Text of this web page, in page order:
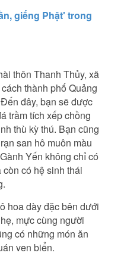
giếng Phật' trong
thôn Thanh Thủy, xã
thành phố Quảng
đây, bạn sẽ được
trầm tích xếp chồng
thù kỳ thú. Bạn cũng
san hô muôn màu
Yến không chỉ có
có hệ sinh thái
hoa dày đặc bên dưới
mực cùng người
có những món ăn
ven biển.